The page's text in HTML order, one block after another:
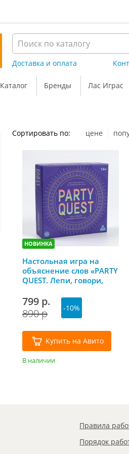
Доставка и оплата
Каталог Бренды Лас Играс
Сортировать по: цене
НОВИНКА
Настольная игра на
объяснение слов «PARTY
QUEST. Лепи, говори,
Лас Играс
799 р.
890 р
-10%
Купить на Авито
В наличии
Правила
Порядок